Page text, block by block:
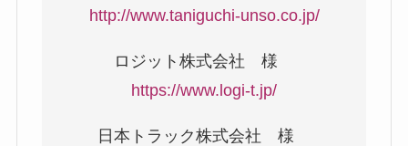
http://www.taniguchi-unso.co.jp/
ロジット株式会社 様
https://www.logi-t.jp/
日本トラック株式会社 様